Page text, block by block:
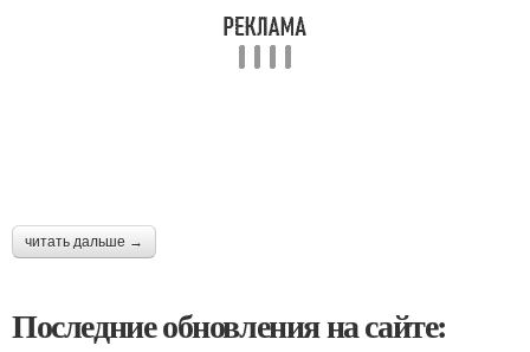
читать дальше →
Последние обновления на сайте: